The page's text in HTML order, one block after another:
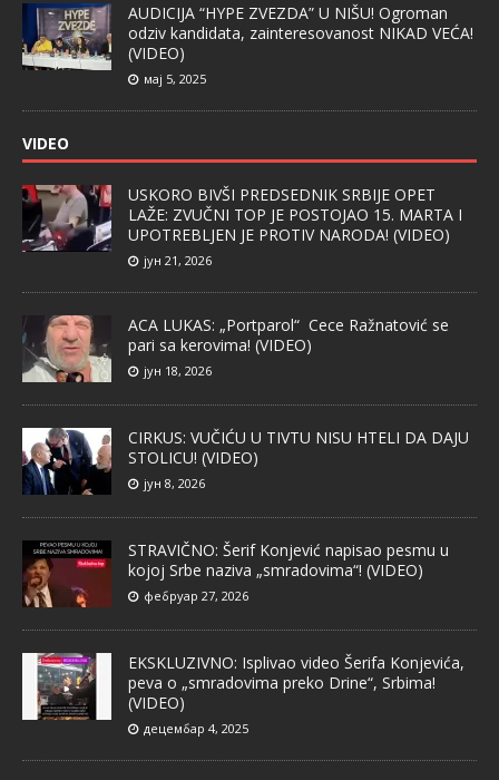
AUDICIJA “HYPE ZVEZDA” U NIŠU! Ogroman
odziv kandidata, zainteresovanost NIKAD VEĆA!
(VIDEO)
мај 5, 2025
VIDEO
USKORO BIVŠI PREDSEDNIK SRBIJE OPET
LAŽE: ZVUČNI TOP JE POSTOJAO 15. MARTA I
UPOTREBLJEN JE PROTIV NARODA! (VIDEO)
јун 21, 2026
ACA LUKAS: „Portparol“ Cece Ražnatović se
pari sa kerovima! (VIDEO)
јун 18, 2026
CIRKUS: VUČIĆU U TIVTU NISU HTELI DA DAJU
STOLICU! (VIDEO)
јун 8, 2026
STRAVIČNO: Šerif Konjević napisao pesmu u
kojoj Srbe naziva „smradovima“! (VIDEO)
фебруар 27, 2026
EKSKLUZIVNO: Isplivao video Šerifa Konjevića,
peva o „smradovima preko Drine“, Srbima!
(VIDEO)
децембар 4, 2025